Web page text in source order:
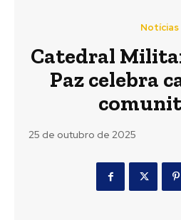
Notícias
Catedral
Paz celebra
25 de outubro de 2025